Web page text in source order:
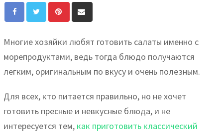
Pinterest
via
Email
Многие хозяйки любят готовить салаты именно с
морепродуктами, ведь тогда блюдо получаются
легким, оригинальным по вкусу и очень полезным.
Для всех, кто питается правильно, но не хочет
готовить пресные и невкусные блюда, и не
интересуется тем, как приготовить классический